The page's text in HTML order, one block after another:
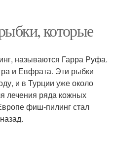
которые
называются Гарра Руфа.
и Евфрата. Эти рыбки
и в Турции уже около
лечения ряда кожных
фиш-пилинг стал